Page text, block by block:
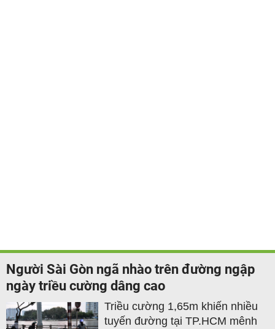
Người Sài Gòn ngã nhào trên đường ngập
ngày triều cường dâng cao
Triều cường 1,65m khiến nhiều
tuyến đường tại TP.HCM mênh